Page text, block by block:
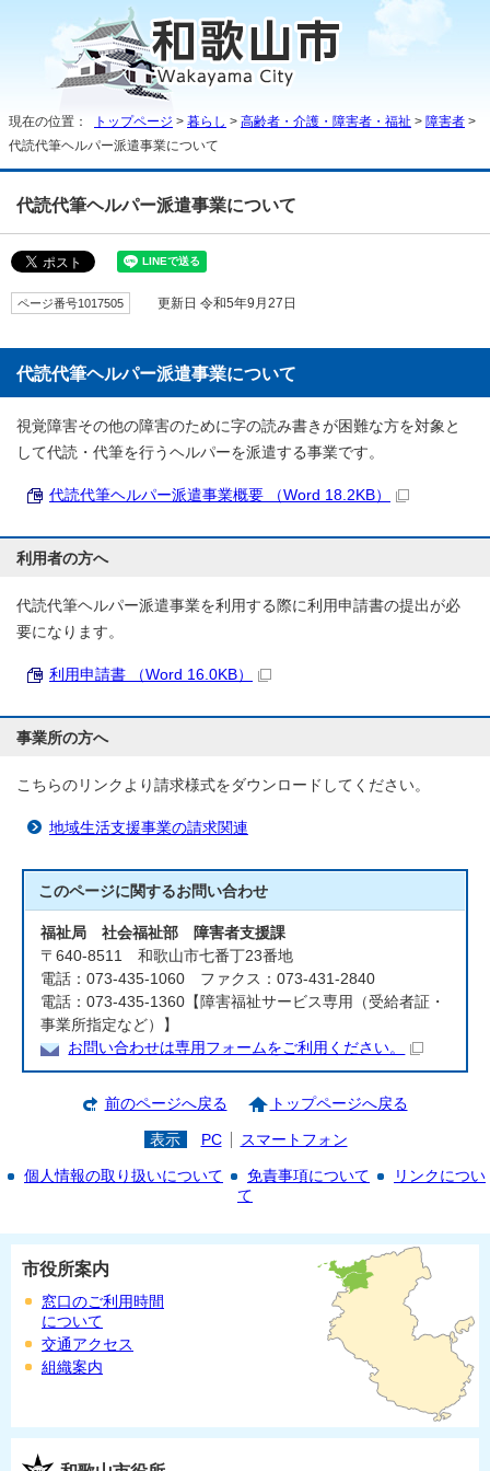
現在の位置： トップページ > 暮らし > 高齢者・介護・障害者・福祉 > 障害者 >
代読代筆ヘルパー派遣事業について
代読代筆ヘルパー派遣事業について
ページ番号1017505 更新日 令和5年9月27日
代読代筆ヘルパー派遣事業について
視覚障害その他の障害のために字の読み書きが困難な方を対象と
して代読・代筆を行うヘルパーを派遣する事業です。
代読代筆ヘルパー派遣事業概要 （Word 18.2KB）
利用者の方へ
代読代筆ヘルパー派遣事業を利用する際に利用申請書の提出が必
要になります。
利用申請書 （Word 16.0KB）
事業所の方へ
こちらのリンクより請求様式をダウンロードしてください。
地域生活支援事業の請求関連
このページに関するお問い合わせ
福祉局 社会福祉部 障害者支援課
〒640-8511 和歌山市七番丁23番地
電話：073-435-1060 ファクス：073-431-2840
電話：073-435-1360【障害福祉サービス専用（受給者証・
事業所指定など）】
お問い合わせは専用フォームをご利用ください。
前のページへ戻る トップページへ戻る
表示 PC スマートフォン
個人情報の取り扱いについて 免責事項について
リンクについ
て
市役所案内
窓口のご利用時間
について
交通アクセス
組織案内